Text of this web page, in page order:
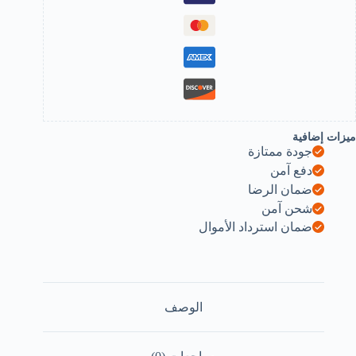
الطلق.-
B0G2KB6FKY
ميزات إضافية
جودة ممتازة
دفع آمن
ضمان الرضا
شحن آمن
ضمان استرداد الأموال
الوصف